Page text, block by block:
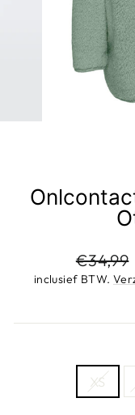
€34,99
inclusief BTW.
XS